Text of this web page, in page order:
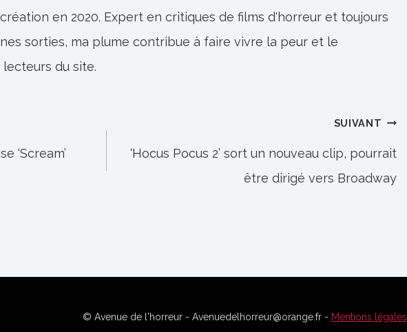
en 2020. Expert en critiques de films d'horreur et toujours
sorties, ma plume contribue à faire vivre la peur et le
du site.
‘Scream’
SUIVANT
‘Hocus Pocus 2’ sort un nouveau clip, pourrait
être dirigé vers Broadway
© Avenue de l'horreur - Avenuedelhorreur@orange.fr - Mentions légales